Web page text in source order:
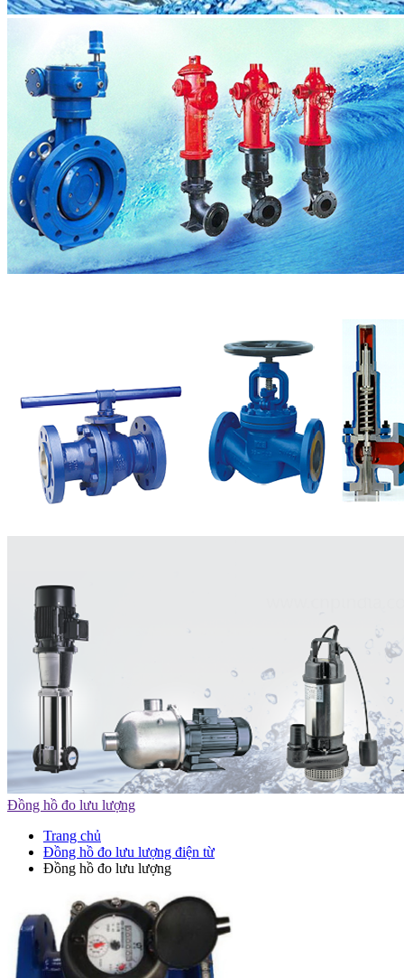
Đồng hồ đo lưu lượng
Trang chủ
Đồng hồ đo lưu lượng điện từ
Đồng hồ đo lưu lượng